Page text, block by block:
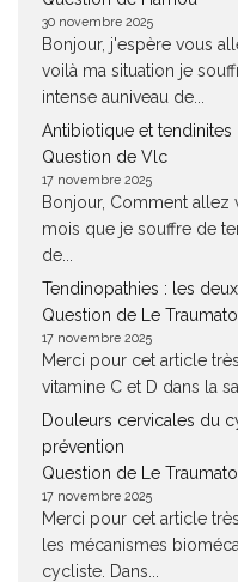
30 novembre 2025
Bonjour, j'espère vous
voilà ma situation je
intense auniveau de...
Antibiotique et tendinites
Question de Vlc
17 novembre 2025
Bonjour, Comment allez
mois que je souffre de
de...
Tendinopathies : les
Question de Le Traumato
17 novembre 2025
Merci pour cet article
vitamine C et D dans la
Douleurs cervicales du
prévention
Question de Le Traumato
17 novembre 2025
Merci pour cet article
les mécanismes
cycliste. Dans...